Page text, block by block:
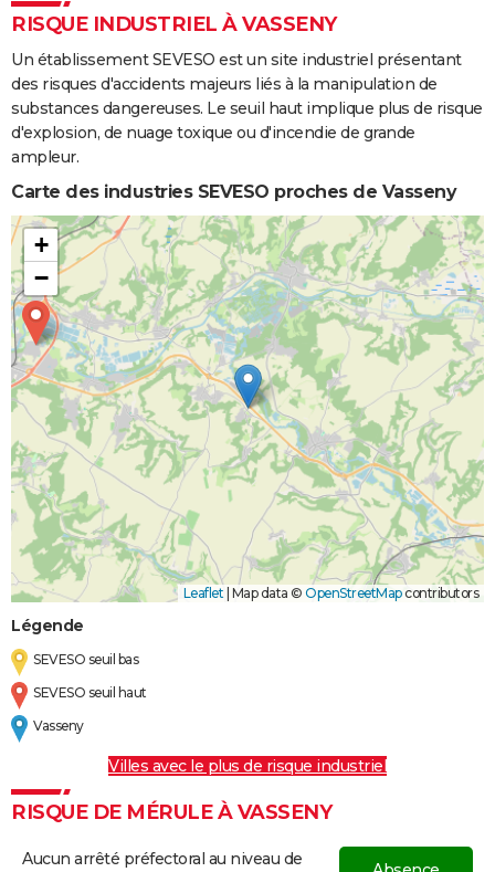
RISQUE INDUSTRIEL À VASSENY
Un établissement SEVESO est un site industriel présentant
des risques d'accidents majeurs liés à la manipulation de
substances dangereuses. Le seuil haut implique plus de risque
d'explosion, de nuage toxique ou d'incendie de grande
ampleur.
Carte des industries SEVESO proches de Vasseny
+
−
Leaflet Map data © OpenStreetMapcontributors
Légende
SEVESO seuil bas
SEVESO seuil haut
Vasseny
Villes avec le plus de risque industriel
RISQUE DE MÉRULE À VASSENY
Aucun arrêté préfectoral au niveau de